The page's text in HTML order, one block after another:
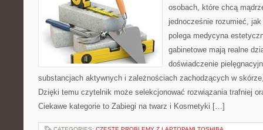
osobach, które chcą
jednocześnie rozumieć,
polega medycyna
gabinetowe mają realne
doświadczenie
substancjach aktywnych i zależnościach zachodzących w
Dzięki temu czytelnik może selekcjonować rozwiązania trafniej
Ciekawe kategorie to Zabiegi na twarz i Kosmetyki […]